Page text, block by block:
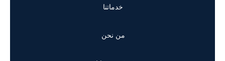
خدماتنا
من نحن